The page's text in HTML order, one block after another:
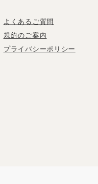
よくあるご質問
規約のご案内
プライバシーポリシー